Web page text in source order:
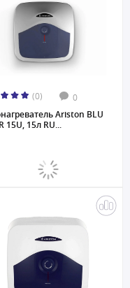
(0) 0
Ariston BLU
15U, 15л RU...